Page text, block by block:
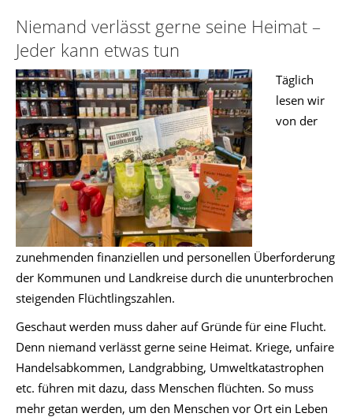
Niemand verlässt gerne seine Heimat –
Jeder kann etwas tun
Täglich
lesen wir
von der
zunehmenden finanziellen und personellen Überforderung
der Kommunen und Landkreise durch die ununterbrochen
steigenden Flüchtlingszahlen.
Geschaut werden muss daher auf Gründe für eine Flucht.
Denn niemand verlässt gerne seine Heimat. Kriege, unfaire
Handelsabkommen, Landgrabbing, Umweltkatastrophen
etc. führen mit dazu, dass Menschen flüchten. So muss
mehr getan werden, um den Menschen vor Ort ein Leben